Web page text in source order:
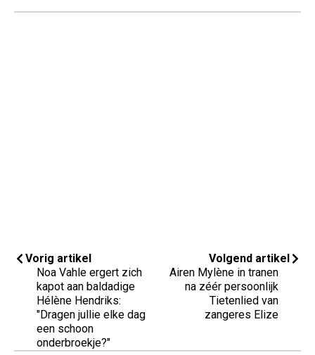
Vorig artikel
Noa Vahle ergert zich
kapot aan baldadige
Hélène Hendriks:
"Dragen jullie elke dag
een schoon
onderbroekje?"
Volgend artikel
Airen Mylène in tranen
na zéér persoonlijk
Tietenlied van
zangeres Elize